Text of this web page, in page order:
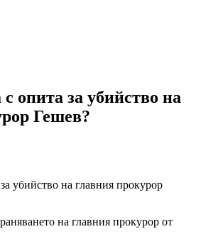
опита за убийство на
Гешев?
убийство на главния прокурор
на главния прокурор от